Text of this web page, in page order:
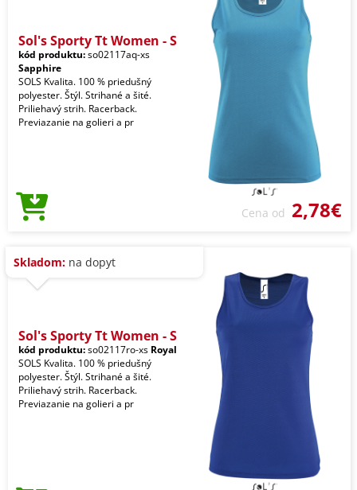
Sol's Sporty Tt Women - S
kód produktu:so02117aq-xs
Sapphire
SOLS Kvalita. 100 % priedušný
polyester. Štýl. Strihané a šité.
Priliehavý strih. Racerback.
Previazanie na golieri a pr
Cena od 2,78€
Skladom: na dopyt
Sol's Sporty Tt Women - S
kód produktu:so02117ro-xs Royal
SOLS Kvalita. 100 % priedušný
polyester. Štýl. Strihané a šité.
Priliehavý strih. Racerback.
Previazanie na golieri a pr